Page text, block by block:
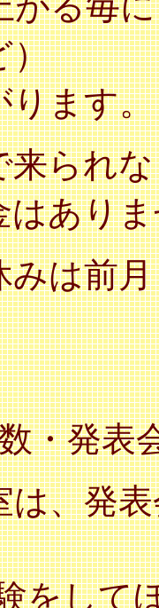
）
ます。
られな
ありま
は前月
・発表
、発表
をして